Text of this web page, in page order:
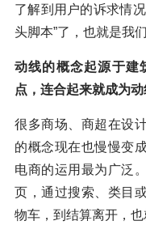
了解到用户的诉求情
头脚本”了，也就是我
动线的概念起源于建
点，连合起来就成为动
很多商场、商超在设
的概念现在也慢慢变
电商的运用最为广泛
页，通过搜索、类目
物车，到结算离开，也